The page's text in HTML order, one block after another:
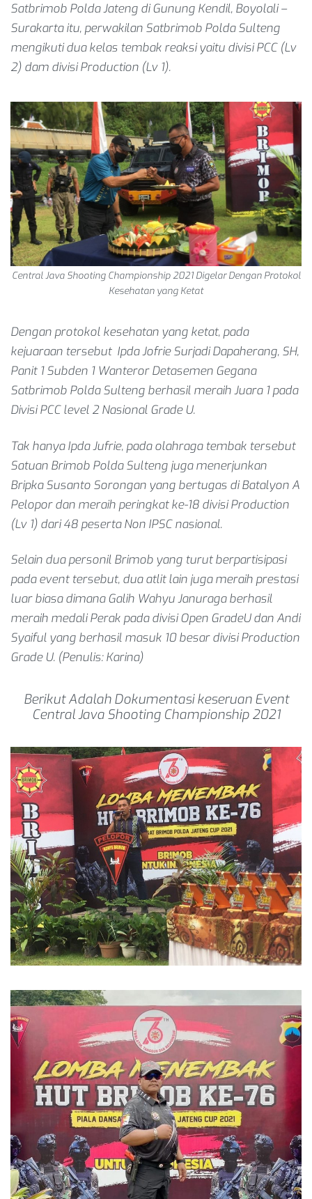
Satbrimob Polda Jateng di Gunung Kendil, Boyolali –
Surakarta itu, perwakilan Satbrimob Polda Sulteng
mengikuti dua kelas tembak reaksi yaitu divisi PCC (Lv
2) dam divisi Production (Lv 1).
Central Java Shooting Championship 2021 Digelar Dengan Protokol
Kesehatan yang Ketat
Dengan protokol kesehatan yang ketat, pada
kejuaraan tersebut Ipda Jofrie Surjadi Dapaherang, SH,
Panit 1 Subden 1 Wanteror Detasemen Gegana
Satbrimob Polda Sulteng berhasil meraih Juara 1 pada
Divisi PCC level 2 Nasional Grade U.
Tak hanya Ipda Jufrie, pada olahraga tembak tersebut
Satuan Brimob Polda Sulteng juga menerjunkan
Bripka Susanto Sorongan yang bertugas di Batalyon A
Pelopor dan meraih peringkat ke-18 divisi Production
(Lv 1) dari 48 peserta Non IPSC nasional.
Selain dua personil Brimob yang turut berpartisipasi
pada event tersebut, dua atlit lain juga meraih prestasi
luar biasa dimana Galih Wahyu Januraga berhasil
meraih medali Perak pada divisi Open GradeU dan Andi
Syaiful yang berhasil masuk 10 besar divisi Production
Grade U. (Penulis: Karina)
Berikut Adalah Dokumentasi keseruan Event
Central Java Shooting Championship 2021